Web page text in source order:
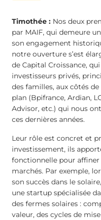
Timothée : Nos deux
par MAIF, qui demeure
son engagement
notre ouverture s’est
de Capital Croissance,
investisseurs privés,
des familles, aux côtés
plan (Bpifrance, Ardian,
Advisor, etc.) qui nous
ces dernières années.
Leur rôle est concret et
investissement, ils
fonctionnelle pour
marchés. Par exemple,
son succès dans le
une startup spécialisée
des fermes solaires :
valeur, des cycles de